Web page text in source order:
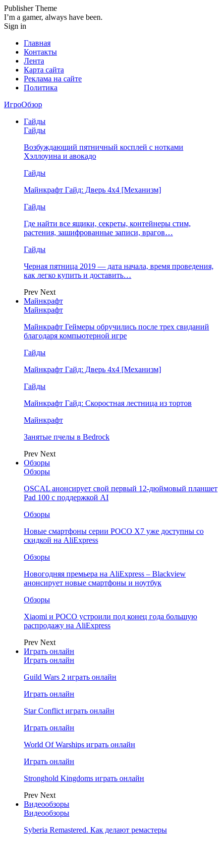
Publisher Theme
I’m a gamer, always have been.
Sign in
Главная
Контакты
Лента
Карта сайта
Реклама на сайте
Политика
ИгроОбзор
Гайды
Гайды
Возбуждающий пятничный косплей с нотками
Хэллоуина и авокадо
Гайды
Майнкрафт Гайд: Дверь 4х4 [Механизм]
Гайды
Где найти все ящики, секреты, контейнеры стим,
растения, зашифрованные записи, врагов…
Гайды
Черная пятница 2019 — дата начала, время проведения,
как легко купить и доставить…
Prev Next
Майнкрафт
Майнкрафт
Майнкрафт Геймеры обручились после трех свиданий
благодаря компьютерной игре
Гайды
Майнкрафт Гайд: Дверь 4х4 [Механизм]
Гайды
Майнкрафт Гайд: Скоростная лестница из тортов
Майнкрафт
Занятые пчелы в Bedrock
Prev Next
Обзоры
Обзоры
OSCAL анонсирует свой первый 12-дюймовый планшет
Pad 100 с поддержкой AI
Обзоры
Новые смартфоны серии POCO X7 уже доступны со
скидкой на AliExpress
Обзоры
Новогодняя премьера на AliExpress – Blackview
анонсирует новые смартфоны и ноутбук
Обзоры
Xiaomi и POCO устроили под конец года большую
распродажу на AliExpress
Prev Next
Играть онлайн
Играть онлайн
Guild Wars 2 играть онлайн
Играть онлайн
Star Conflict играть онлайн
Играть онлайн
World Of Warships играть онлайн
Играть онлайн
Stronghold Kingdoms играть онлайн
Prev Next
Видеообзоры
Видеообзоры
Syberia Remastered. Как делают ремастеры